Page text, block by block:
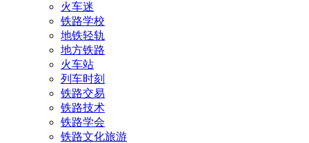
火车迷
铁路学校
地铁轻轨
地方铁路
火车站
列车时刻
铁路交易
铁路技术
铁路学会
铁路文化旅游